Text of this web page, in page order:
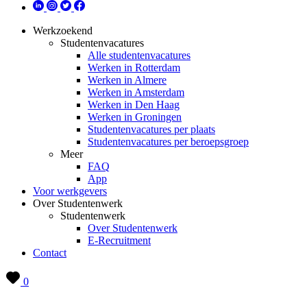
Werkzoekend
Studentenvacatures
Alle studentenvacatures
Werken in Rotterdam
Werken in Almere
Werken in Amsterdam
Werken in Den Haag
Werken in Groningen
Studentenvacatures per plaats
Studentenvacatures per beroepsgroep
Meer
FAQ
App
Voor werkgevers
Over Studentenwerk
Studentenwerk
Over Studentenwerk
E-Recruitment
Contact
0